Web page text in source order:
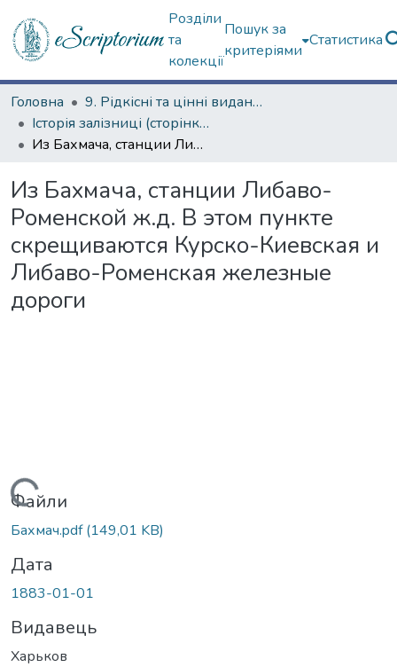
Розділи
та
колекції
Пошук за
критеріями
Статистика
Головна
9. Рідкісні та цінні видання
Історія залізниці (сторінками періодичних видань)
Из Бахмача, станции Либаво-Роменской ж.д. В этом пункте скрещиваются Курско-Киевская и Либаво-Роменская железные дороги
Из Бахмача, станции Либаво-
Роменской ж.д. В этом пункте
скрещиваются Курско-Киевская и
Либаво-Роменская железные
дороги
Вантажиться...
Файли
Бахмач.pdf(149,01 KB)
Дата
1883-01-01
Видавець
Харьков